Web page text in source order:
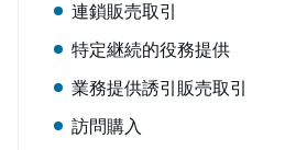
連鎖販売取引
特定継続的役務提供
業務提供誘引販売取引
訪問購入